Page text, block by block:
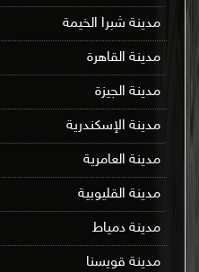
مدينة شبرا الخيمة
مدينة القاهرة
مدينة الجيزة
مدينة الإسكندرية
مدينة العامرية
مدينة القليوبية
مدينة دمياط
مدينة قويسنا